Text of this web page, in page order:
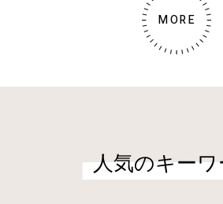
MORE
人気のキー